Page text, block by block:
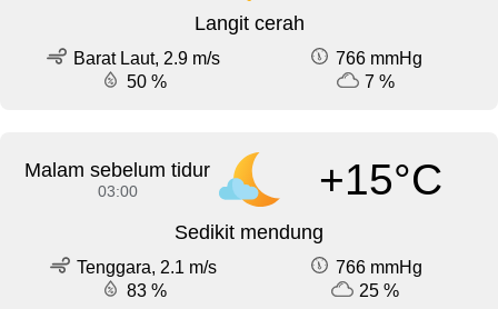
Langit cerah
Barat Laut, 2.9 m/s
766 mmHg
50 %
7 %
Malam sebelum tidur
03:00 +15°C
Sedikit mendung
Tenggara, 2.1 m/s
766 mmHg
83 %
25 %